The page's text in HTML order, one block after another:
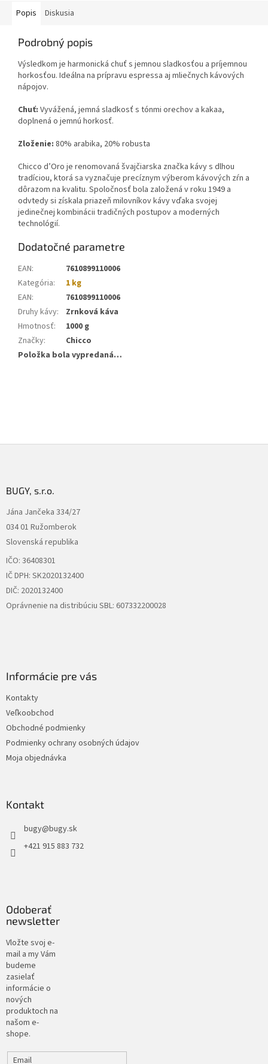
Popis Diskusia
Podrobný popis
Výsledkom je harmonická chuť s jemnou sladkosťou a príjemnou
horkosťou. Ideálna na prípravu espressa aj mliečnych kávových
nápojov.
Chuť: Vyvážená, jemná sladkosť s tónmi orechov a kakaa,
doplnená o jemnú horkosť.
Zloženie: 80% arabika, 20% robusta
Chicco d’Oro je renomovaná švajčiarska značka kávy s dlhou
tradíciou, ktorá sa vyznačuje precíznym výberom kávových zŕn a
dôrazom na kvalitu. Spoločnosť bola založená v roku 1949 a
odvtedy si získala priazeň milovníkov kávy vďaka svojej
jedinečnej kombinácii tradičných postupov a moderných
technológií.
Dodatočné parametre
EAN:
7610899110006
Kategória:
1 kg
EAN:
7610899110006
Druhy kávy:
Zrnková káva
Hmotnosť:
1000 g
Značky:
Chicco
Položka bola vypredaná…
BUGY, s.r.o.
Jána Jančeka 334/27
034 01 Ružomberok
Slovenská republika
IČO: 36408301
IČ DPH: SK2020132400
DIČ: 2020132400
Oprávnenie na distribúciu SBL: 607332200028
Informácie pre vás
Kontakty
Veľkoobchod
Obchodné podmienky
Podmienky ochrany osobných údajov
Moja objednávka
Kontakt
bugy@bugy.sk
+421 915 883 732
Odoberať
newsletter
Vložte svoj e-
mail a my Vám
budeme
zasielať
informácie o
nových
produktoch na
našom e-
shope.
Email